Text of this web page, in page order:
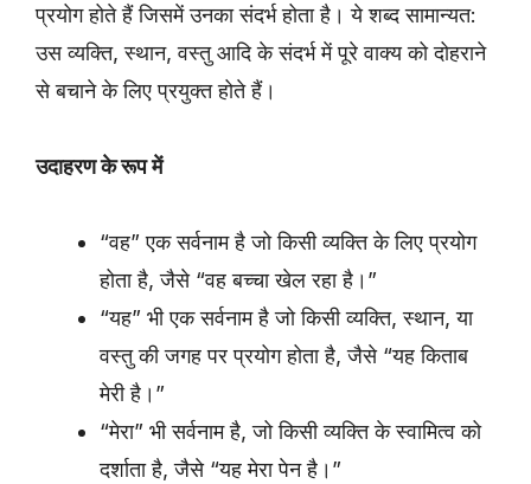
प्रयोग होते हैं जिसमें उनका संदर्भ होता है। ये शब्द सामान्यत:
उस व्यक्ति, स्थान, वस्तु आदि के संदर्भ में पूरे वाक्य को दोहराने
से बचाने के लिए प्रयुक्त होते हैं।
उदाहरण के रूप में
“वह” एक सर्वनाम है जो किसी व्यक्ति के लिए प्रयोग
होता है, जैसे “वह बच्चा खेल रहा है।”
“यह” भी एक सर्वनाम है जो किसी व्यक्ति, स्थान, या
वस्तु की जगह पर प्रयोग होता है, जैसे “यह किताब
मेरी है।”
“मेरा” भी सर्वनाम है, जो किसी व्यक्ति के स्वामित्व को
दर्शाता है, जैसे “यह मेरा पेन है।”